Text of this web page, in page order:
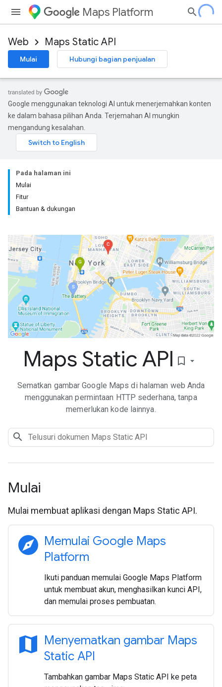
Maps Platform
Web Maps Static API
Mulai Hubungi bagian penjualan
Google menggunakan teknologi AI untuk menerjemahkan konten
ke dalam bahasa pilihan Anda. Terjemahan AI mungkin
mengandung kesalahan.
Pada halaman ini
Mulai
Fitur
Bantuan & dukungan
Maps Static API bookmark_border
Sematkan gambar Google Maps di halaman web Anda
menggunakan permintaan HTTP sederhana, tanpa
memerlukan kode lainnya.
Mulai
Mulai membuat aplikasi dengan Maps Static API.
explore Memulai Google Maps
Platform
Ikuti panduan memulai Google Maps Platform
untuk membuat akun, menghasilkan kunci API,
dan memulai proses pembuatan.
map Menyematkan gambar Maps
Static API
Tambahkan gambar Maps Static API ke peta